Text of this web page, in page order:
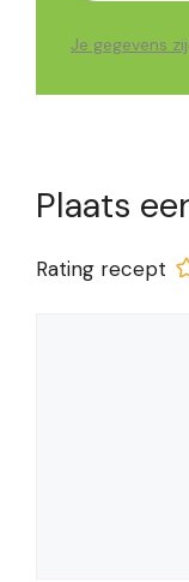
Je gegevens
Plaats
Rating recept